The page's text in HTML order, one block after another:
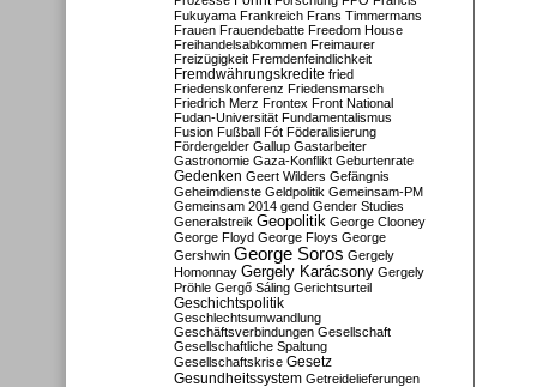
Fukuyama Frankreich Frans Timmermans
Frauen Frauendebatte Freedom House
Freihandelsabkommen Freimaurer
Freizügigkeit Fremdenfeindlichkeit
Fremdwährungskredite fried
Friedenskonferenz Friedensmarsch
Friedrich Merz Frontex Front National
Fudan-Universität Fundamentalismus
Fusion Fußball Fót Föderalisierung
Fördergelder Gallup Gastarbeiter
Gastronomie Gaza-Konflikt Geburtenrate
Gedenken Geert Wilders Gefängnis
Geheimdienste Geldpolitik Gemeinsam-PM
Gemeinsam 2014 gend Gender Studies
Generalstreik Geopolitik George Clooney
George Floyd George Floys George
Gershwin George Soros Gergely
Homonnay Gergely Karácsony Gergely
Pröhle Gergő Sáling Gerichtsurteil
Geschichtspolitik
Geschlechtsumwandlung
Geschäftsverbindungen Gesellschaft
Gesellschaftliche Spaltung
Gesellschaftskrise Gesetz
Gesundheitssystem Getreidelieferungen